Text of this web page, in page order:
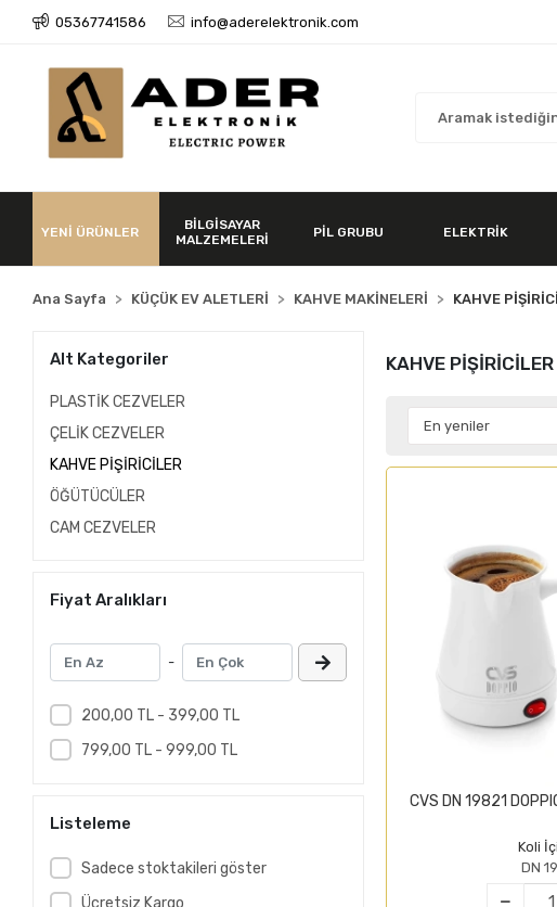
05367741586 info@aderelektronik.com
YENİ ÜRÜNLER
BİLGİSAYAR
MALZEMELERİ
PİL GRUBU ELEKTRİK
Ana Sayfa KÜÇÜK EV ALETLERİ KAHVE MAKİNELERİ KAHVE
Alt Kategoriler
PLASTİK CEZVELER
ÇELİK CEZVELER
KAHVE PİŞİRİCİLER
ÖĞÜTÜCÜLER
CAM CEZVELER
Fiyat Aralıkları
-
200,00 TL - 399,00 TL
799,00 TL - 999,00 TL
Listeleme
Sadece stoktakileri göster
Ücretsiz Kargo
KAHVE PİŞİRİCİLER
CVS DN 19821
Koli
DN